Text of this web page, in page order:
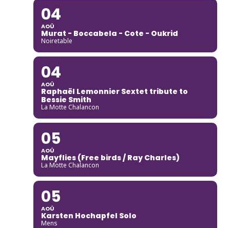
04
AOÛ
Murat - Boccabela - Cote - Oukrid
Noiretable
04
AOÛ
Raphaël Lemonnier Sextet tribute to
Bessie Smith
La Motte Chalancon
05
AOÛ
Mayflies (Free birds / Ray Charles)
La Motte Chalancon
05
AOÛ
Karsten Hochapfel Solo
Mens